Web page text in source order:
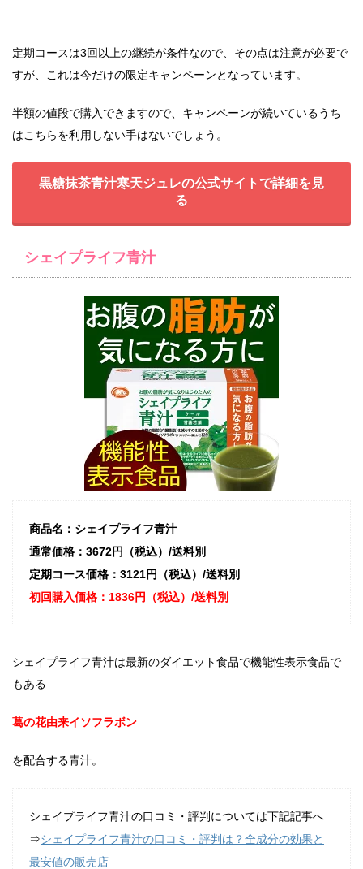
定期コースは3回以上の継続が条件なので、その点は注意が必要で
すが、これは今だけの限定キャンペーンとなっています。
半額の値段で購入できますので、キャンペーンが続いているうち
はこちらを利用しない手はないでしょう。
黒糖抹茶青汁寒天ジュレの公式サイトで詳細を見
る
シェイプライフ青汁
商品名：シェイプライフ青汁
通常価格：3672円（税込）/送料別
定期コース価格：3121円（税込）/送料別
初回購入価格：1836円（税込）/送料別
シェイプライフ青汁は最新のダイエット食品で機能性表示食品で
もある
葛の花由来イソフラボン
を配合する青汁。
シェイプライフ青汁の口コミ・評判については下記記事へ
⇒シェイプライフ青汁の口コミ・評判は？全成分の効果と
最安値の販売店